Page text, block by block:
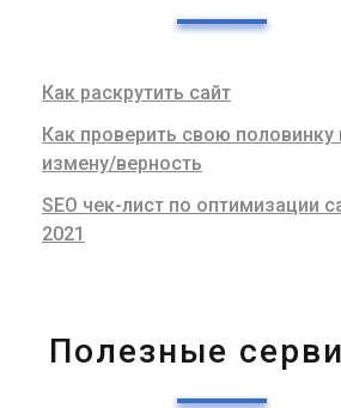
Как раскрутить сайт
Как проверить свою половинку
измену/верность
SEO чек-лист по оптимизации
2021
Полезные